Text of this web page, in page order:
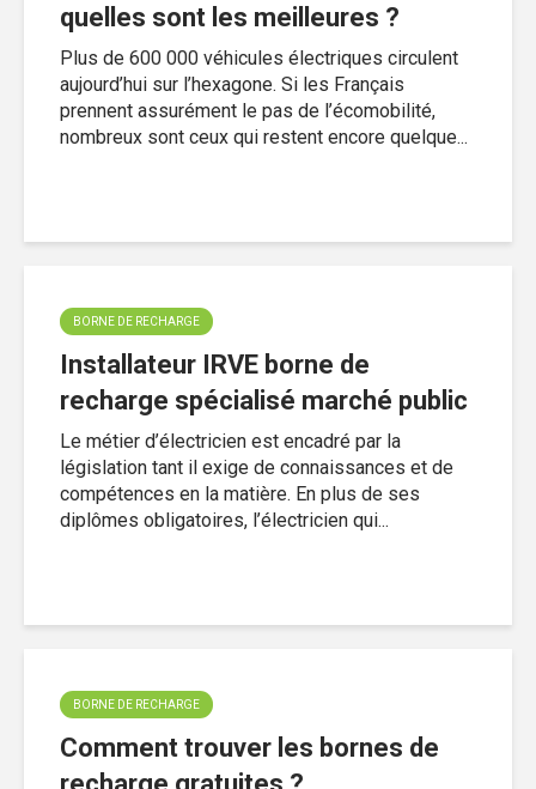
quelles sont les meilleures ?
Plus de 600 000 véhicules électriques circulent
aujourd’hui sur l’hexagone. Si les Français
prennent assurément le pas de l’écomobilité,
nombreux sont ceux qui restent encore quelque...
BORNE DE RECHARGE
Installateur IRVE borne de
recharge spécialisé marché public
Le métier d’électricien est encadré par la
législation tant il exige de connaissances et de
compétences en la matière. En plus de ses
diplômes obligatoires, l’électricien qui...
BORNE DE RECHARGE
Comment trouver les bornes de